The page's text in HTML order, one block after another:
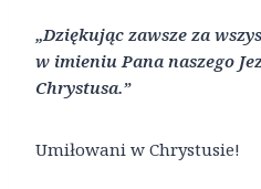
„Dziękując zawsze za
w imieniu Pana naszego
Chrystusa.”
Umiłowani w Chrystusie!